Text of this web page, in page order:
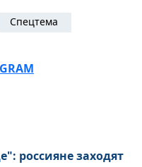
Спецтема
россияне заходят